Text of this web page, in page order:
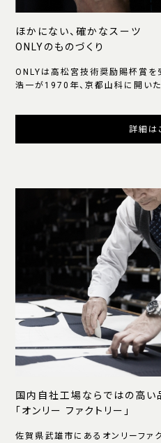
ほかにない、確かなスーツ
ONLYのものづくり
ONLYは高松宮技術奨励賜杯賞を
浩一が1970年、京都山科に開いた
詳細は
国内自社工場ならではの高い
「オンリー ファクトリー」
佐賀県武雄市にあるオンリーファ